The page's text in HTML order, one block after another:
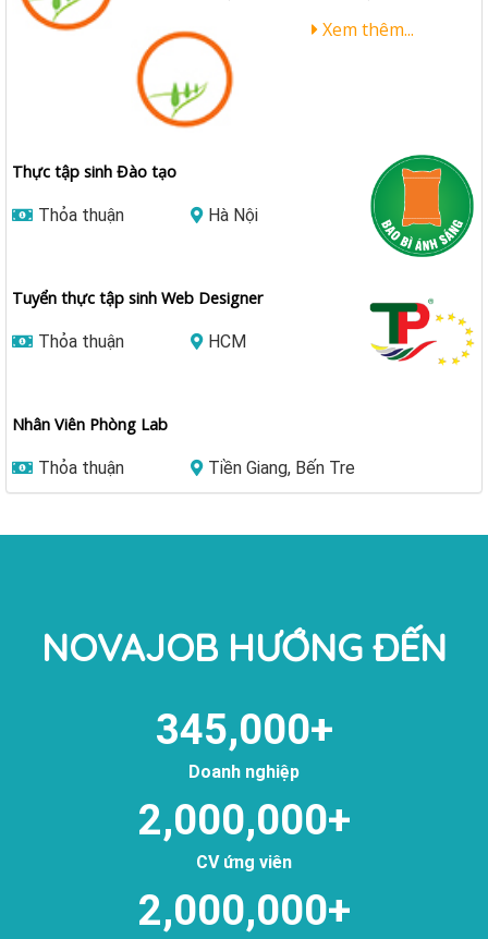
Thực tập sinh Đào tạo
Thỏa thuận Hà Nội
Tuyển thực tập sinh Web Designer
Thỏa thuận HCM
Nhân Viên Phòng Lab
Thỏa thuận Tiền Giang, Bến Tre
Xem thêm...
NOVAJOB HƯỚNG ĐẾN
345,000+
Doanh nghiệp
2,000,000+
CV ứng viên
2,000,000+